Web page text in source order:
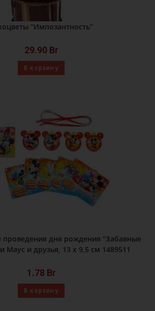
“Импозантность”
29.90 Br
В корзину
дня рождения “Забавные
Маус и друзья, 13 х 9,5 см 1489511
1.78 Br
В корзину